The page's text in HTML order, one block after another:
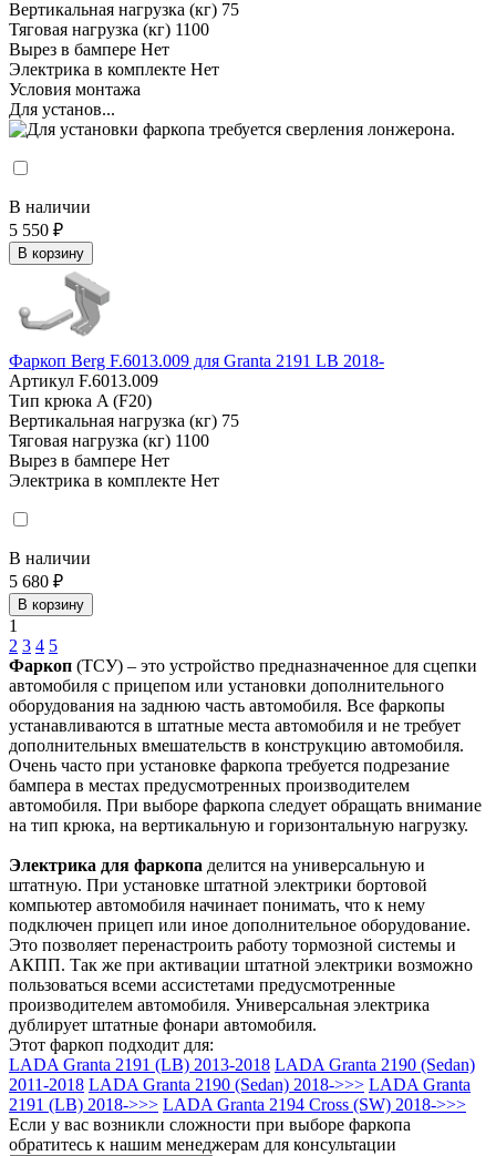
Вертикальная нагрузка (кг) 75
Тяговая нагрузка (кг) 1100
Вырез в бампере Нет
Электрика в комплекте Нет
Условия монтажа
Для установ...
В наличии
5 550 ₽
В корзину
Фаркоп Berg F.6013.009 для Granta 2191 LB 2018-
Артикул F.6013.009
Тип крюка A (F20)
Вертикальная нагрузка (кг) 75
Тяговая нагрузка (кг) 1100
Вырез в бампере Нет
Электрика в комплекте Нет
В наличии
5 680 ₽
В корзину
1
2 3 4 5
Фаркоп (ТСУ) – это устройство предназначенное для сцепки
автомобиля с прицепом или установки дополнительного
оборудования на заднюю часть автомобиля. Все фаркопы
устанавливаются в штатные места автомобиля и не требует
дополнительных вмешательств в конструкцию автомобиля.
Очень часто при установке фаркопа требуется подрезание
бампера в местах предусмотренных производителем
автомобиля. При выборе фаркопа следует обращать внимание
на тип крюка, на вертикальную и горизонтальную нагрузку.
Электрика для фаркопа делится на универсальную и
штатную. При установке штатной электрики бортовой
компьютер автомобиля начинает понимать, что к нему
подключен прицеп или иное дополнительное оборудование.
Это позволяет перенастроить работу тормозной системы и
АКПП. Так же при активации штатной электрики возможно
пользоваться всеми ассистетами предусмотренные
производителем автомобиля. Универсальная электрика
дублирует штатные фонари автомобиля.
Этот фаркоп подходит для:
LADA Granta 2191 (LB) 2013-2018 LADA Granta 2190 (Sedan)
2011-2018 LADA Granta 2190 (Sedan) 2018->>> LADA Granta
2191 (LB) 2018->>> LADA Granta 2194 Cross (SW) 2018->>>
Если у вас возникли сложности при выборе фаркопа
обратитесь к нашим менеджерам для консультации